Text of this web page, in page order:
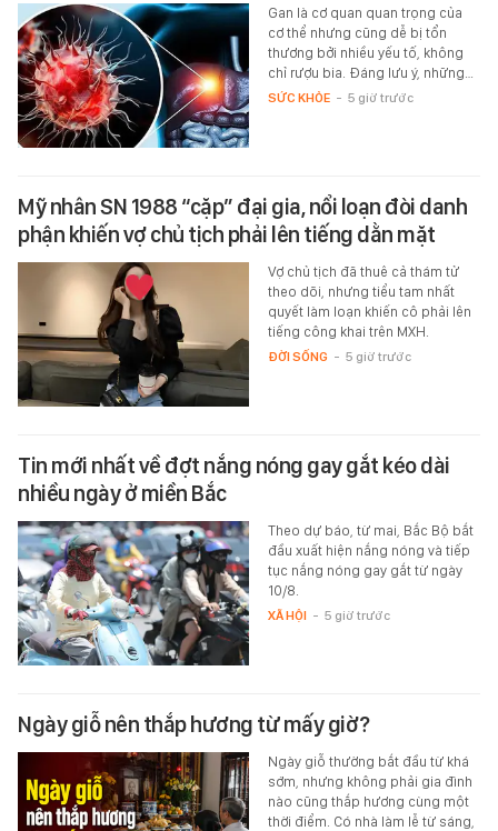
Gan là cơ quan quan trọng của
cơ thể nhưng cũng dễ bị tổn
thương bởi nhiều yếu tố, không
chỉ rượu bia. Đáng lưu ý, những…
SỨC KHỎE - 5 giờ trước
Mỹ nhân SN 1988 “cặp” đại gia, nổi loạn đòi danh
phận khiến vợ chủ tịch phải lên tiếng dằn mặt
Vợ chủ tịch đã thuê cả thám tử
theo dõi, nhưng tiểu tam nhất
quyết làm loạn khiến cô phải lên
tiếng công khai trên MXH.
ĐỜI SỐNG - 5 giờ trước
Tin mới nhất về đợt nắng nóng gay gắt kéo dài
nhiều ngày ở miền Bắc
Theo dự báo, từ mai, Bắc Bộ bắt
đầu xuất hiện nắng nóng và tiếp
tục nắng nóng gay gắt từ ngày
10/8.
XÃ HỘI - 5 giờ trước
Ngày giỗ nên thắp hương từ mấy giờ?
Ngày giỗ thường bắt đầu từ khá
sớm, nhưng không phải gia đình
nào cũng thắp hương cùng một
thời điểm. Có nhà làm lễ từ sáng,